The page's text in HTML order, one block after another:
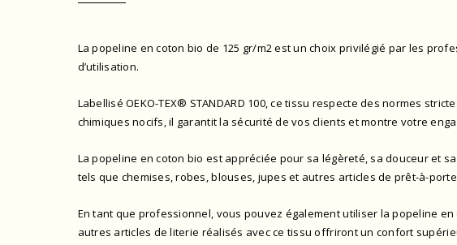
La popeline en coton bio de 125 gr/m2 est un choix privilégié par les
d’utilisation.
Labellisé OEKO-TEX® STANDARD 100, ce tissu respecte des normes
chimiques nocifs, il garantit la sécurité de vos clients et montre votre
La popeline en coton bio est appréciée pour sa légèreté, sa douceur et
tels que chemises, robes, blouses, jupes et autres articles de prêt-à-
En tant que professionnel, vous pouvez également utiliser la popeline
autres articles de literie réalisés avec ce tissu offriront un confort